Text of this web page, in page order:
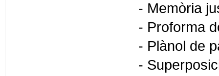
- Memòria
- Proforma
- Plànol de
-